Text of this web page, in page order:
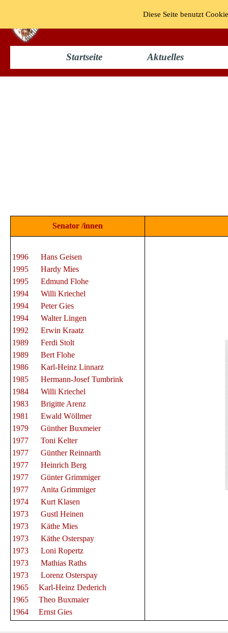
Diese Seite benutzt
Startseite Aktuelles
KG
Senator /innen
1996 Hans Geisen
1995 Hardy Mies
1995 Edmund Flohe
1994 Willi Kriechel
1994 Peter Gies
1994 Walter Lingen
1992 Erwin Kraatz
1989 Ferdi Stolt
1989 Bert Flohe
1986 Karl-Heinz Linnarz
1985 Hermann-Josef Tumbrink
1984 Willi Kriechel
1983 Brigitte Arenz
1981 Ewald Wöllmer
1979 Günther Buxmeier
1977 Toni Kelter
1977 Günther Reinnarth
1977 Heinrich Berg
1977 Günter Grimmiger
1977 Anita Grimmiger
1974 Kurt Klasen
1973 Gustl Heinen
1973 Käthe Mies
1973 Käthe Osterspay
1973 Loni Ropertz
1973 Mathias Raths
1973 Lorenz Osterspay
1965 Karl-Heinz Dederich
1965 Theo Buxmaier
1964 Ernst Gies